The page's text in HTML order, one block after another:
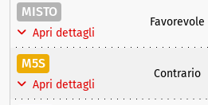
MISTO
Apri dettagli
Favorevole
M5S
Apri dettagli
Contrario